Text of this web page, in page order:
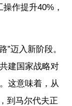
作提升40%，
”迈入新阶段。
建国家战略对
这意味着，从
到马尔代夫正